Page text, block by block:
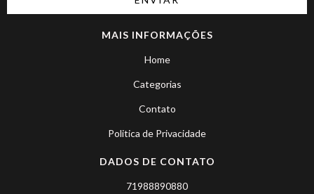
MAIS INFORMAÇÕES
Home
Categorias
Contato
Politica de Privacidade
DADOS DE CONTATO
71988890880